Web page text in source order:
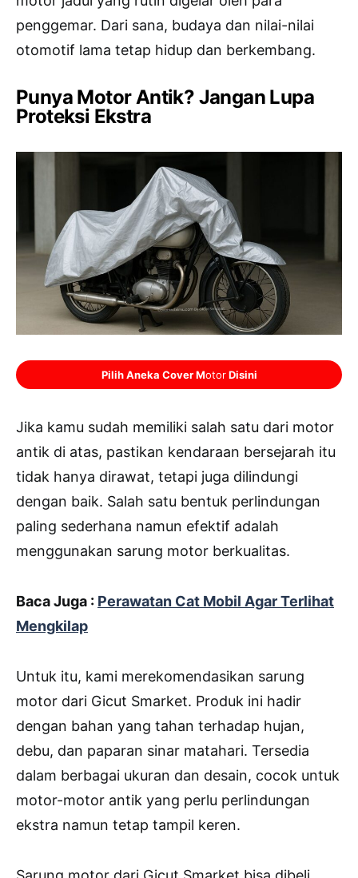
penggemar. Dari sana, budaya dan nilai-nilai
otomotif lama tetap hidup dan berkembang.
Punya Motor Antik? Jangan Lupa
Proteksi Ekstra
Pilih Aneka Cover MotorDisini
Jika kamu sudah memiliki salah satu dari motor
antik di atas, pastikan kendaraan bersejarah itu
tidak hanya dirawat, tetapi juga dilindungi
dengan baik. Salah satu bentuk perlindungan
paling sederhana namun efektif adalah
menggunakan sarung motor berkualitas.
Baca Juga : Perawatan Cat Mobil Agar Terlihat
Mengkilap
Untuk itu, kami merekomendasikan sarung
motor dari Gicut Smarket. Produk ini hadir
dengan bahan yang tahan terhadap hujan,
debu, dan paparan sinar matahari. Tersedia
dalam berbagai ukuran dan desain, cocok untuk
motor-motor antik yang perlu perlindungan
ekstra namun tetap tampil keren.